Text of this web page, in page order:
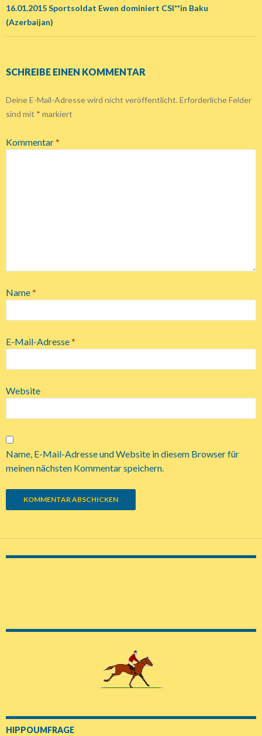
16.01.2015 Sportsoldat Ewen dominiert CSI**in Baku
(Azerbaijan)
SCHREIBE EINEN KOMMENTAR
Deine E-Mail-Adresse wird nicht veröffentlicht. Erforderliche Felder
sind mit * markiert
Kommentar*
Name*
E-Mail-Adresse*
Website
Name, E-Mail-Adresse und Website in diesem Browser für
meinen nächsten Kommentar speichern.
HIPPOUMFRAGE